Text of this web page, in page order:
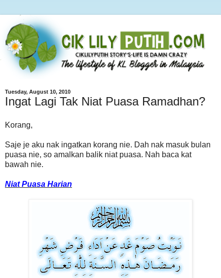
Tuesday, August 10, 2010
Ingat Lagi Tak Niat Puasa Ramadhan?
Korang,
Saje je aku nak ingatkan korang nie. Dah nak masuk bulan
puasa nie, so amalkan balik niat puasa. Nah baca kat
bawah nie.
Niat Puasa Harian